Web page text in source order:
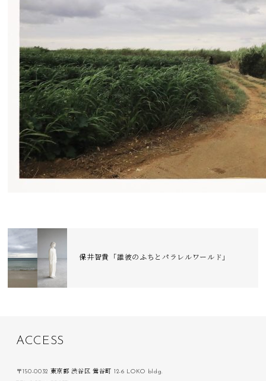
保井智貴「誰彼のふちとパラレルワールド」
ACC ESS
〒150-0032 東京都 渋谷区 鶯谷町 12-6 LOKO bldg.